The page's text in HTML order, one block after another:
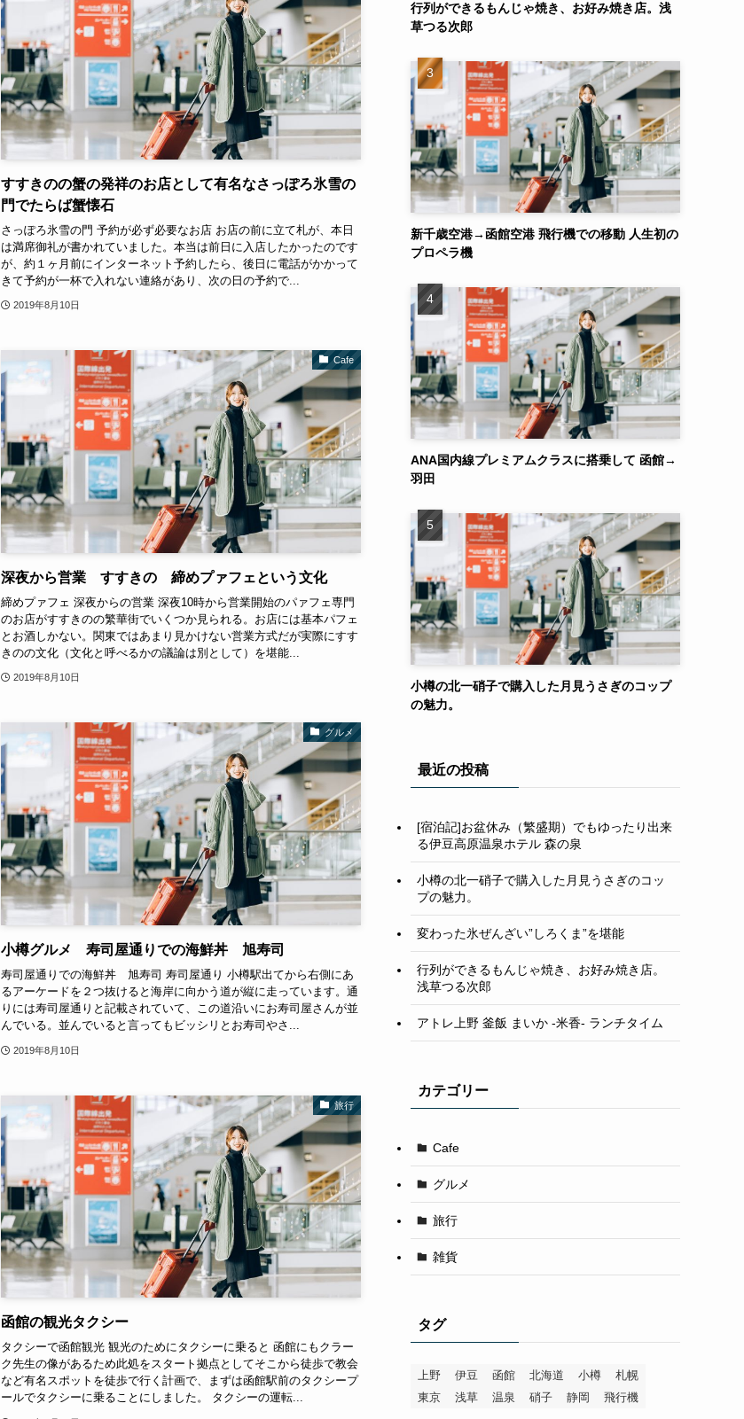
すすきのの蟹の発祥のお店として有名なさっぽろ氷雪の
門でたらば蟹懐石
さっぽろ氷雪の門 予約が必ず必要なお店 お店の前に立て札が、本日
は満席御礼が書かれていました。本当は前日に入店したかったのです
が、約１ヶ月前にインターネット予約したら、後日に電話がかかって
きて予約が一杯で入れない連絡があり、次の日の予約で...
2019年8月10日
Cafe
深夜から営業 すすきの 締めプァフェという文化
締めプァフェ 深夜からの営業 深夜10時から営業開始のパァフェ専門
のお店がすすきのの繁華街でいくつか見られる。お店には基本パフェ
とお酒しかない。関東ではあまり見かけない営業方式だが実際にすす
きのの文化（文化と呼べるかの議論は別として）を堪能...
2019年8月10日
グルメ
小樽グルメ 寿司屋通りでの海鮮丼 旭寿司
寿司屋通りでの海鮮丼 旭寿司 寿司屋通り 小樽駅出てから右側にあ
るアーケードを２つ抜けると海岸に向かう道が縦に走っています。通
りには寿司屋通りと記載されていて、この道沿いにお寿司屋さんが並
んでいる。並んでいると言ってもビッシリとお寿司やさ...
2019年8月10日
旅行
函館の観光タクシー
タクシーで函館観光 観光のためにタクシーに乗ると 函館にもクラー
ク先生の像があるため此処をスタート拠点としてそこから徒歩で教会
など有名スポットを徒歩で行く計画で、まずは函館駅前のタクシープ
ールでタクシーに乗ることにしました。 タクシーの運転...
行列ができるもんじゃ焼き、お好み焼き店。浅
草つる次郎
新千歳空港→函館空港 飛行機での移動 人生初の
プロペラ機
ANA国内線プレミアムクラスに搭乗して 函館→
羽田
小樽の北一硝子で購入した月見うさぎのコップ
の魅力。
最近の投稿
[宿泊記]お盆休み（繁盛期）でもゆったり出来
る伊豆高原温泉ホテル 森の泉
小樽の北一硝子で購入した月見うさぎのコッ
プの魅力。
変わった氷ぜんざい”しろくま”を堪能
行列ができるもんじゃ焼き、お好み焼き店。
浅草つる次郎
アトレ上野 釜飯 まいか -米香- ランチタイム
カテゴリー
Cafe
グルメ
旅行
雑貨
タグ
上野 伊豆 函館 北海道 小樽
札幌
東京
浅草 温泉 硝子 静岡 飛行機